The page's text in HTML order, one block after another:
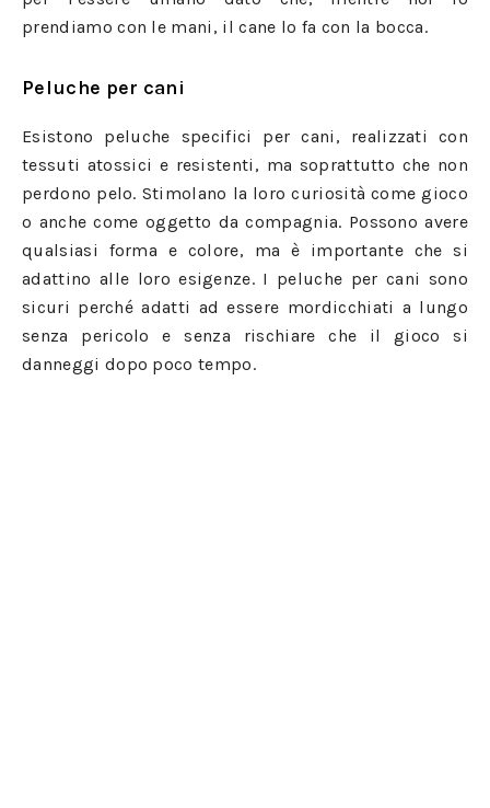
prendiamo con le mani, il cane lo fa con la bocca.
Peluche per cani
Esistono peluche specifici per cani, realizzati con
tessuti atossici e resistenti, ma soprattutto che non
perdono pelo. Stimolano la loro curiosità come gioco
o anche come oggetto da compagnia. Possono avere
qualsiasi forma e colore, ma è importante che si
adattino alle loro esigenze. I peluche per cani sono
sicuri perché adatti ad essere mordicchiati a lungo
senza pericolo e senza rischiare che il gioco si
danneggi dopo poco tempo.